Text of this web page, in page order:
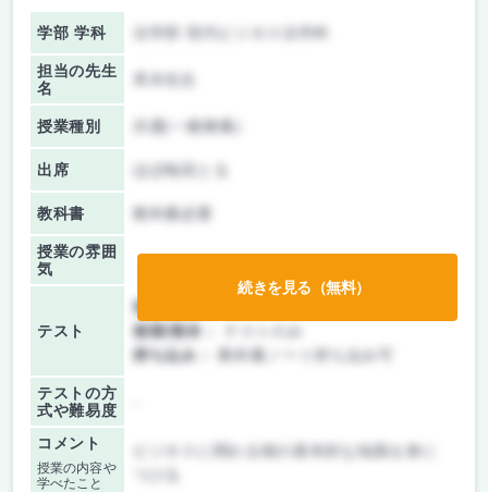
学部 学科
担当の先生
名
授業種別 共通(一般教養)
出席 ほぼ毎回とる
教科書 教科書必要
授業の雰囲
気
テスト
前期/中間：
後期/期末：
持ち込み：
教科書ノート持ち込み可
テストの方
式や難易度
コメント
授業の内容や
学べたこと
ビジネスに関わる税の基本的な知識を身に
続きを見る（無料）